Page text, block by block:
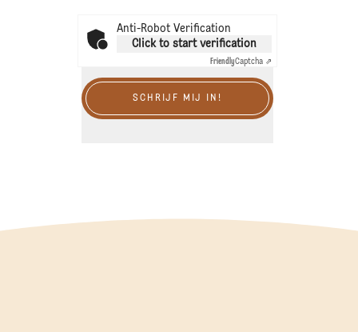
Anti-Robot Verification
Click to start verification
FriendlyCaptcha ⇗
SCHRIJF MIJ IN!